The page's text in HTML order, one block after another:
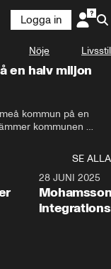
Logga in
Nöje Livsstil
en halv miljon
kommun på en
kommunen
SE ALLA
28 JUNI 2025